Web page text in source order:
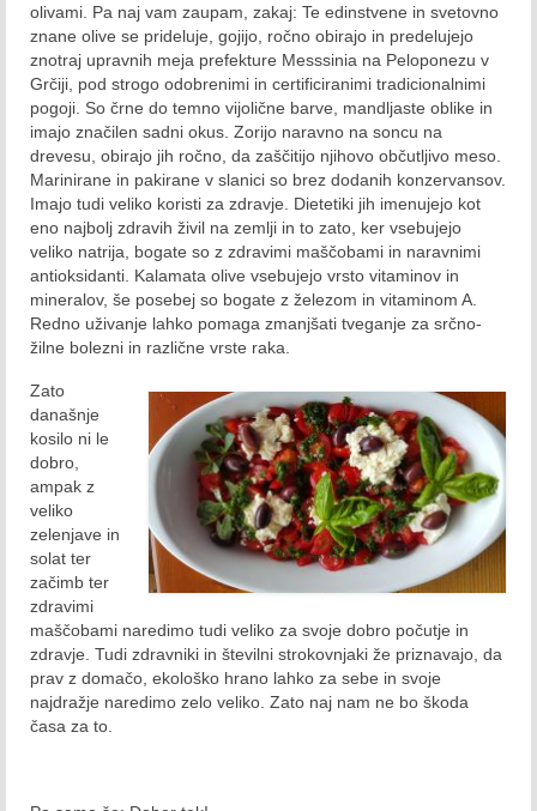
Marec 2021
April 2021
Maj 2021
Junij 2021
Julij 2021
Avgust 2021
September 2021
November 2021
December 2021
2022
Januar 2022
Februar 2022
Marec 2022
olivami. Pa naj vam zaupam, zakaj: Te edinstvene in svetovno
znane olive se prideluje, gojijo, ročno obirajo in predelujejo
znotraj upravnih meja prefekture Messsinia na Peloponezu v
Grčiji, pod strogo odobrenimi in certificiranimi tradicionalnimi
pogoji. So črne do temno vijolične barve, mandljaste oblike in
imajo značilen sadni okus. Zorijo naravno na soncu na
drevesu, obirajo jih ročno, da zaščitijo njihovo občutljivo meso.
Marinirane in pakirane v slanici so brez dodanih konzervansov.
Imajo tudi veliko koristi za zdravje. Dietetiki jih imenujejo kot
eno najbolj zdravih živil na zemlji in to zato, ker vsebujejo
veliko natrija, bogate so z zdravimi maščobami in naravnimi
antioksidanti. Kalamata olive vsebujejo vrsto vitaminov in
mineralov, še posebej so bogate z železom in vitaminom A.
Redno uživanje lahko pomaga zmanjšati tveganje za srčno-
žilne bolezni in različne vrste raka.
Zato
današnje
kosilo ni le
dobro,
ampak z
veliko
zelenjave in
solat ter
začimb ter
zdravimi
maščobami naredimo tudi veliko za svoje dobro počutje in
zdravje. Tudi zdravniki in številni strokovnjaki že priznavajo, da
prav z domačo, ekološko hrano lahko za sebe in svoje
najdražje naredimo zelo veliko. Zato naj nam ne bo škoda
časa za to.